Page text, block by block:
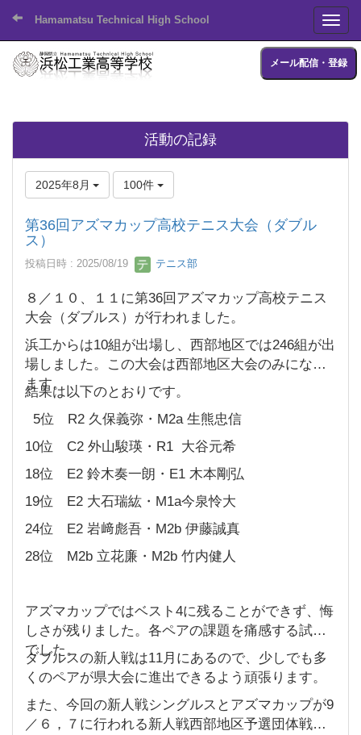
Hamamatsu Technical High School
メール配信・登録
活動の記録
2025年8月 100件
第36回アズマカップ高校テニス大会（ダブル
ス）
投稿日時 : 2025/08/19 テニス部
８／１０、１１に第36回アズマカップ高校テニス
大会（ダブルス）が行われました。
浜工からは10組が出場し、西部地区では246組が出
場しました。この大会は西部地区大会のみになり
ます。
結果は以下のとおりです。
5位 R2 久保義弥・M2a 生熊忠信
10位 C2 外山駿瑛・R1 大谷元希
18位 E2 鈴木奏一朗・E1 木本剛弘
19位 E2 大石瑞紘・M1a今泉怜大
24位 E2 岩﨑彪吾・M2b 伊藤誠真
28位 M2b 立花廉・M2b 竹内健人
アズマカップではベスト4に残ることができず、悔
しさが残りました。各ペアの課題を痛感する試合
でした。
ダブルスの新人戦は11月にあるので、少しでも多
くのペアが県大会に進出できるよう頑張ります。
また、今回の新人戦シングルスとアズマカップが9
／６，７に行われる新人戦西部地区予選団体戦に